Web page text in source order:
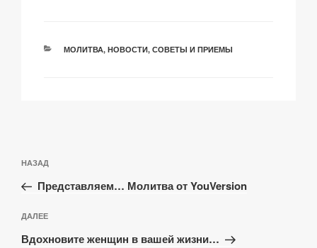
РУБРИКИ
МОЛИТВА, НОВОСТИ, СОВЕТЫ И ПРИЕМЫ
по
записям
Предыдущая
запись:
НАЗАД
Представляем… Молитва от YouVersion
Следующая
запись
ДАЛЕЕ
Вдохновите женщин в вашей жизни…